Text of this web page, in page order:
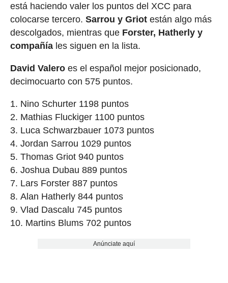
está haciendo valer los puntos del XCC para
colocarse tercero. Sarrou y Griotestán algo más
descolgados, mientras que Forster, Hatherly y
compañíales siguen en la lista.
David Valeroes el español mejor posicionado,
decimocuarto con 575 puntos.
Nino Schurter 1198 puntos
Mathias Fluckiger 1100 puntos
Luca Schwarzbauer 1073 puntos
Jordan Sarrou 1029 puntos
Thomas Griot 940 puntos
Joshua Dubau 889 puntos
Lars Forster 887 puntos
Alan Hatherly 844 puntos
Vlad Dascalu 745 puntos
Martins Blums 702 puntos
Anúnciate aquí